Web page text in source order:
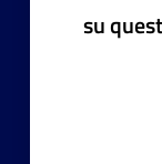
su